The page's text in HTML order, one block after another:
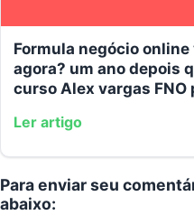
Formula negócio
agora? um ano depois
curso Alex vargas FNO
Ler artigo
Para enviar seu
abaixo: